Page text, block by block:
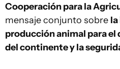
Cooperación para la
mensaje conjunto sobre
producción animal para
del continente y la